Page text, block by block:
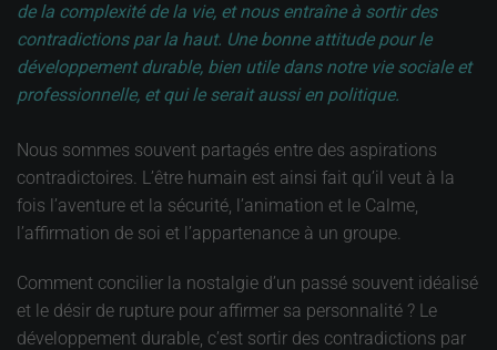
de la complexité de la vie, et nous entraîne à sortir des
contradictions par la haut. Une bonne attitude pour le
développement durable, bien utile dans notre vie sociale et
professionnelle, et qui le serait aussi en politique.
Nous sommes souvent partagés entre des aspirations
contradictoires. L’être humain est ainsi fait qu’il veut à la
fois l’aventure et la sécurité, l’animation et le Calme,
l’affirmation de soi et l’appartenance à un groupe.
Comment concilier la nostalgie d’un passé souvent idéalisé
et le désir de rupture pour affirmer sa personnalité ? Le
développement durable, c’est sortir des contradictions par